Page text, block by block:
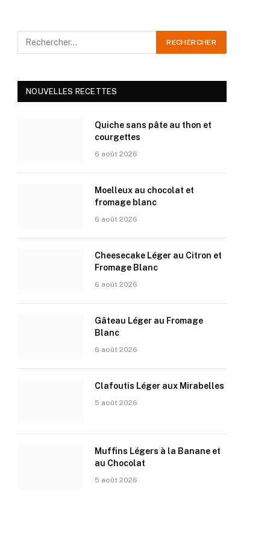
NOUVELLES RECETTES
Quiche sans pâte au thon et
courgettes
6 août 2026
Moelleux au chocolat et
fromage blanc
6 août 2026
Cheesecake Léger au Citron et
Fromage Blanc
6 août 2026
Gâteau Léger au Fromage
Blanc
6 août 2026
Clafoutis Léger aux Mirabelles
5 août 2026
Muffins Légers à la Banane et
au Chocolat
5 août 2026